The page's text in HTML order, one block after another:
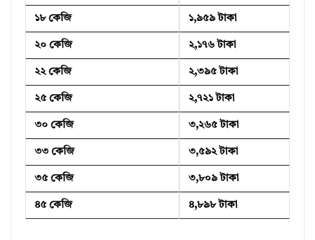
১৮ কেজি ১,৯৫৯ টাকা
২০ কেজি ২,১৭৬ টাকা
২২ কেজি ২,৩৯৫ টাকা
২৫ কেজি ২,৭২১ টাকা
৩০ কেজি ৩,২৬৫ টাকা
৩৩ কেজি ৩,৫৯২ টাকা
৩৫ কেজি ৩,৮০৯ টাকা
৪৫ কেজি ৪,৮৯৮ টাকা